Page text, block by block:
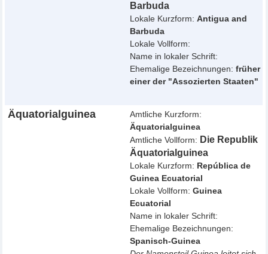
Barbuda
Lokale Kurzform:Antigua and
Barbuda
Lokale Vollform:
Name in lokaler Schrift:
Ehemalige Bezeichnungen:früher
einer der "Assozierten Staaten"
Äquatorialguinea
Amtliche Kurzform:
Äquatorialguinea
Amtliche Vollform: Die Republik
Äquatorialguinea
Lokale Kurzform: República de
Guinea Ecuatorial
Lokale Vollform:Guinea
Ecuatorial
Name in lokaler Schrift:
Ehemalige Bezeichnungen:
Spanisch-Guinea